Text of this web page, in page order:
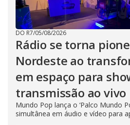
DO R7/05/08/2026
Rádio se torna
Nordeste ao
em espaço para
transmissão ao vivo
Mundo Pop lança o ‘Palco Mundo
simultânea em áudio e vídeo para